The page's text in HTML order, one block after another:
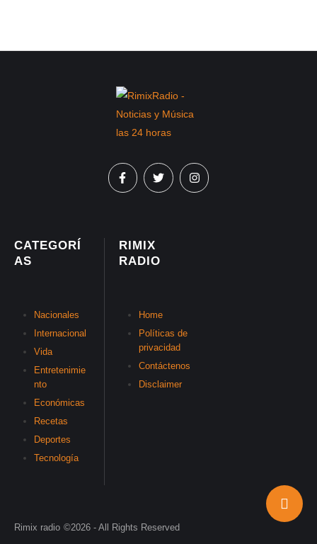
RIMIX
RADIO
Home
Políticas de
privacidad
Contáctenos
Disclaimer
CATEGORÍ
AS
Nacionales
Internacional
Vida
Entretenimie
nto
Económicas
Recetas
Deportes
Tecnología
Rimix radio ©2026 - All Rights Reserved